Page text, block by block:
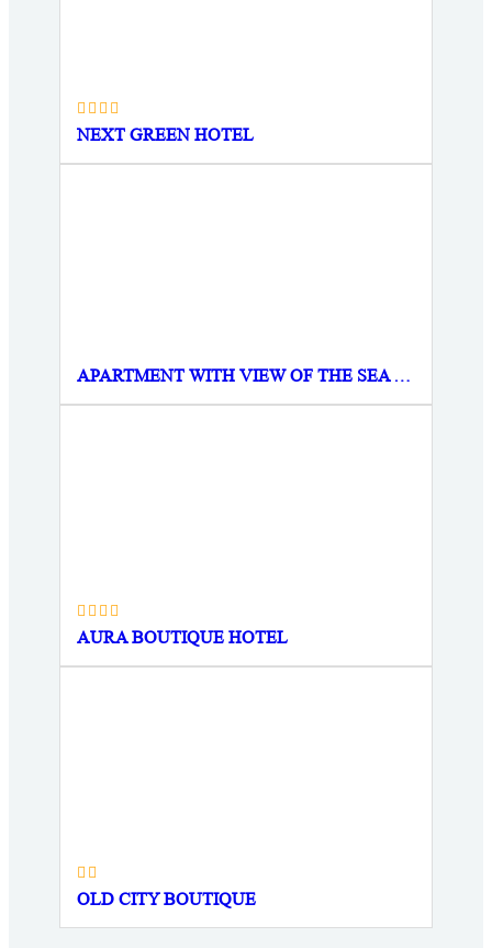
NEXT GREEN HOTEL
APARTMENT WITH VIEW OF THE SEA AND CITY
AURA BOUTIQUE HOTEL
OLD CITY BOUTIQUE